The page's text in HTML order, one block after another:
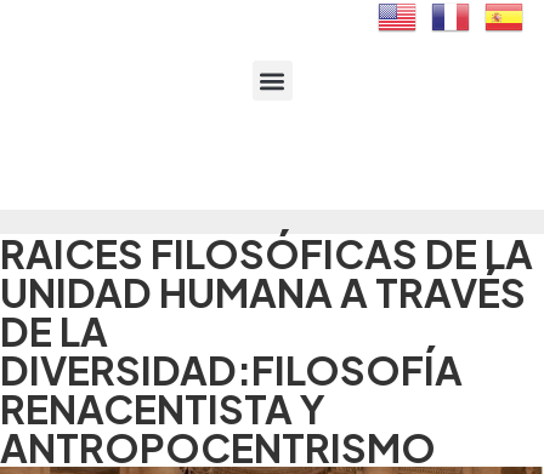
RAICES FILOSÓFICAS DE LA
UNIDAD HUMANA A TRAVÉS
DE LA
DIVERSIDAD:FILOSOFÍA
RENACENTISTA Y
ANTROPOCENTRISMO